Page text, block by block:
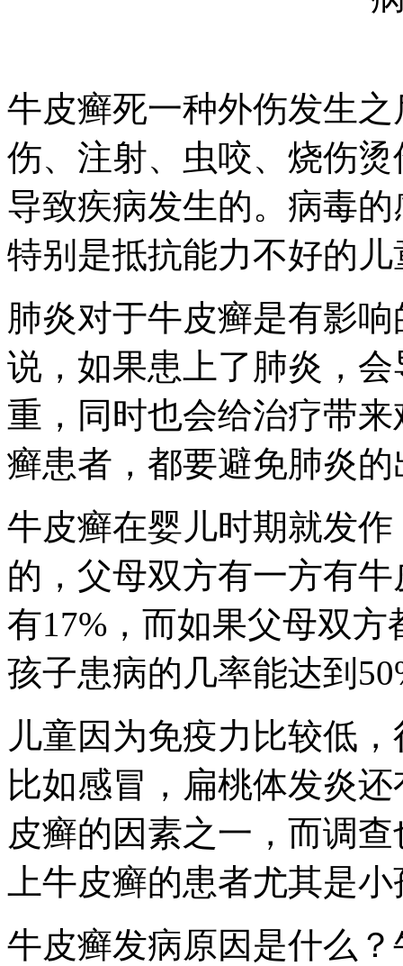
牛皮癣死一种外伤发生
伤、注射、虫咬、烧伤
导致疾病发生的。病毒
特别是抵抗能力不好的
肺炎对于牛皮癣是有影
说，如果患上了肺炎，
重，同时也会给治疗带
癣患者，都要避免肺炎的
牛皮癣在婴儿时期就发
的，父母双方有一方有
有17%，而如果父母双
孩子患病的几率能达到
儿童因为免疫力比较低
比如感冒，扁桃体发炎
皮癣的因素之一，而调
上牛皮癣的患者尤其是
牛皮癣发病原因是什么